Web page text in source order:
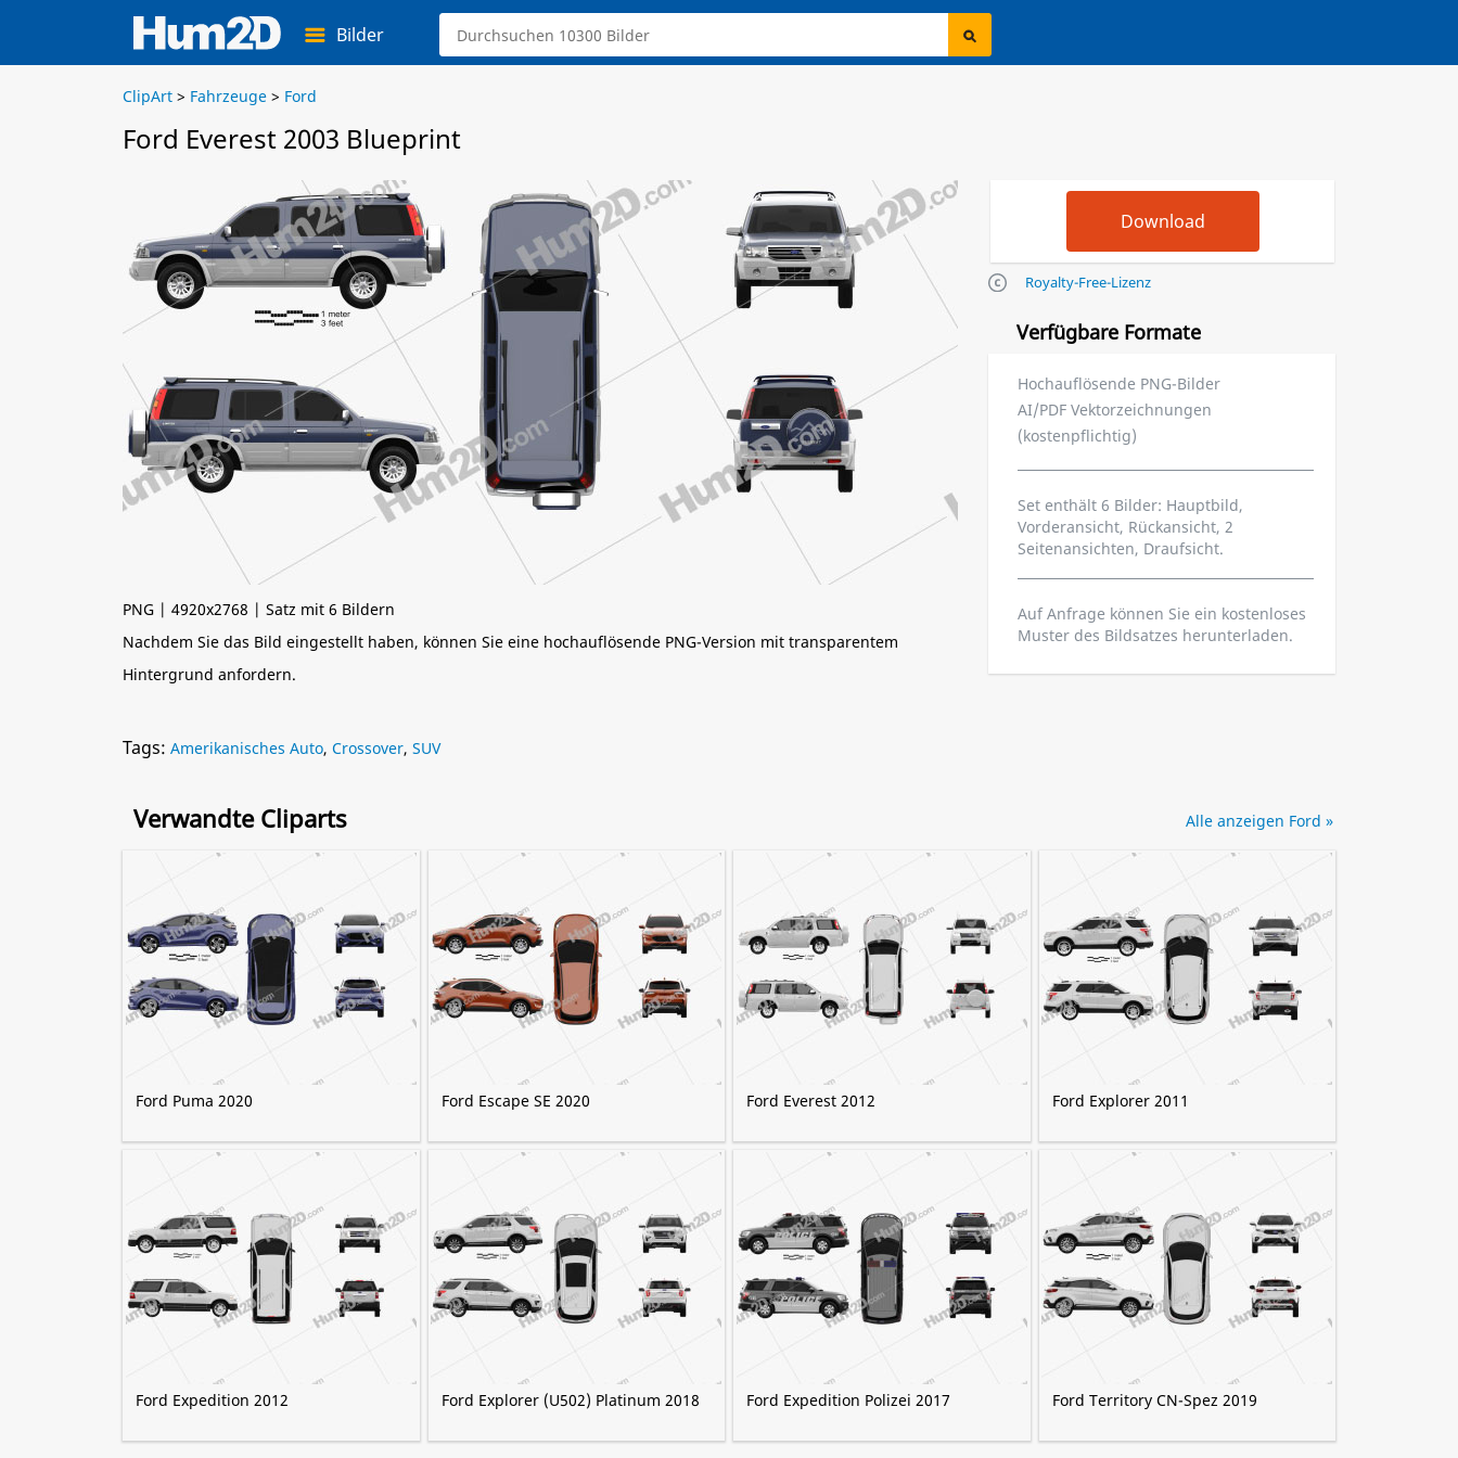
Bilder
ClipArt > Fahrzeuge > Ford
Ford Everest 2003 Blueprint
PNG | 4920x2768 | Satz mit 6 Bildern
Nachdem Sie das Bild eingestellt haben, können Sie eine hochauflösende PNG-Version mit transparentem
Hintergrund anfordern.
Royalty-Free-Lizenz
Verfügbare Formate
Hochauflösende PNG-Bilder
AI/PDF Vektorzeichnungen
(kostenpflichtig)
Set enthält 6 Bilder: Hauptbild,
Vorderansicht, Rückansicht, 2
Seitenansichten, Draufsicht.
Auf Anfrage können Sie ein kostenloses
Muster des Bildsatzes herunterladen.
Tags: Amerikanisches Auto, Crossover, SUV
Verwandte Cliparts
Ford Puma 2020 Ford Escape SE 2020 Ford Everest 2012 Ford Explorer 2011
Ford Expedition 2012 Ford Explorer (U502) Platinum 2018 Ford Expedition Polizei 2017 Ford Territory CN-Spez 2019
Alle anzeigen Ford »